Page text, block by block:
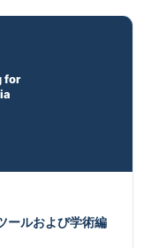
ールおよび学術編